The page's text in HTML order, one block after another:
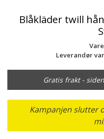
Blåkläder twill
Leverandør
Gratis frakt -
Kampanjen slutter